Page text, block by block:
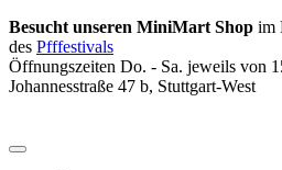
Besucht unseren MiniMart Shop im
des Pfffestivals
Öffnungszeiten Do. - Sa. jeweils von
Johannesstraße 47 b, Stuttgart-West